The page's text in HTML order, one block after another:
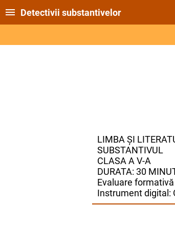
Detectivii substantivelor
LIMBA ȘI
SUBSTANTIVUL
CLASA A V-A
DURATA: 30
Evaluare formativă
Instrument digital: